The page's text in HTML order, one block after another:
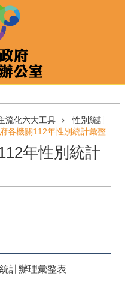
流化六大工具
性別統計
各機關112年性別統計彙整
年性別統計
計辦理彙整表